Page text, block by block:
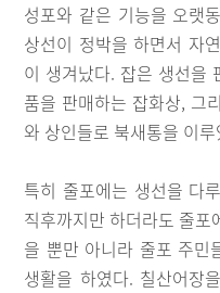
성포와 같은 기능을 오랫
상선이 정박을 하면서 자
이 생겨났다. 잡은 생선을
품을 판매하는 잡화상, 그
와 상인들로 북새통을 이루
특히 줄포에는 생선을 다
직후까지만 하더라도 줄
을 뿐만 아니라 줄포 주민
생활을 하였다. 칠산어장